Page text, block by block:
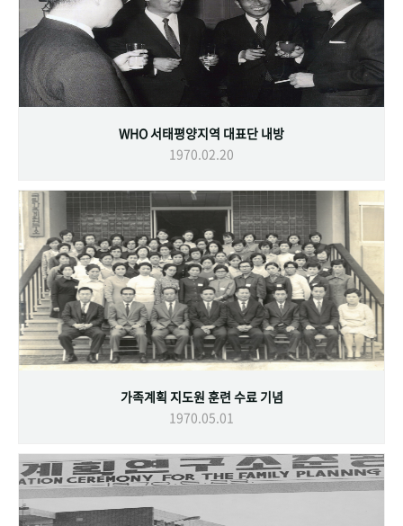
WHO 서태평양지역 대표단 내방
1970.02.20
가족계획 지도원 훈련 수료 기념
1970.05.01